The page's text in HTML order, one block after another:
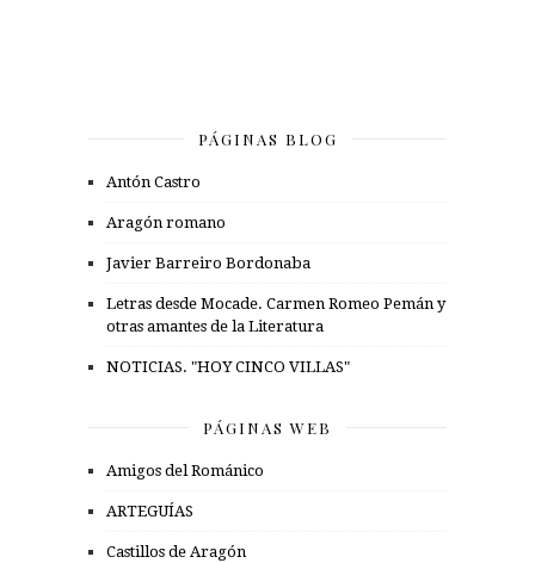
PÁGINAS BLOG
Antón Castro
Aragón romano
Javier Barreiro Bordonaba
Letras desde Mocade. Carmen Romeo Pemán y
otras amantes de la Literatura
NOTICIAS. "HOY CINCO VILLAS"
PÁGINAS WEB
Amigos del Románico
ARTEGUÍAS
Castillos de Aragón